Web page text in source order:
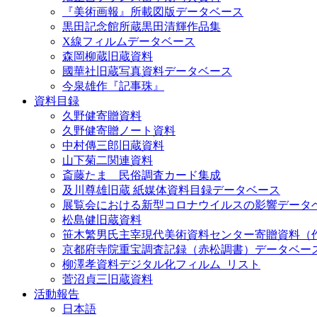
『美術画報』所載図版データベース
黒田記念館所蔵黒田清輝作品集
X線フィルムデータベース
森岡柳蔵旧蔵資料
國華社旧蔵写真資料データベース
今泉雄作『記事珠』
資料目録
久野健寄贈資料
久野健寄贈ノート資料
中村傳三郎旧蔵資料
山下菊二関連資料
斎藤たま 民俗調査カード集成
及川尊雄旧蔵 紙媒体資料目録データベース
展覧会における新型コロナウイルスの影響データ
松島健旧蔵資料
笹木繁男氏主宰現代美術資料センター寄贈資料（
京都府寺院重宝調査記録（赤松調書）データベー
柳澤孝資料デジタル化フィルム_リスト
菅沼貞三旧蔵資料
活動報告
日本語